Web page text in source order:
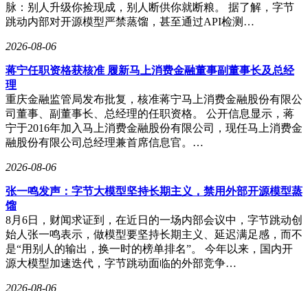
脉：别人升级你捡现成，别人断供你就断粮。 据了解，字节
跳动内部对开源模型严禁蒸馏，甚至通过API检测…
2026-08-06
蒋宁任职资格获核准 履新马上消费金融董事副董事长及总经
理
重庆金融监管局发布批复，核准蒋宁马上消费金融股份有限公
司董事、副董事长、总经理的任职资格。 公开信息显示，蒋
宁于2016年加入马上消费金融股份有限公司，现任马上消费金
融股份有限公司总经理兼首席信息官。…
2026-08-06
张一鸣发声：字节大模型坚持长期主义，禁用外部开源模型蒸
馏
8月6日，财闻求证到，在近日的一场内部会议中，字节跳动创
始人张一鸣表示，做模型要坚持长期主义、延迟满足感，而不
是“用别人的输出，换一时的榜单排名”。 今年以来，国内开
源大模型加速迭代，字节跳动面临的外部竞争…
2026-08-06